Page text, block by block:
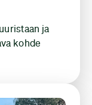
ja
kohde